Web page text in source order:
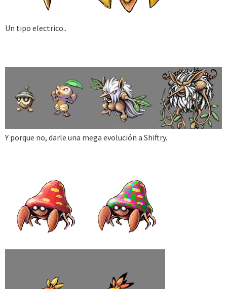
Un tipo electrico..
Y porque no, darle una mega evolución a Shiftry.